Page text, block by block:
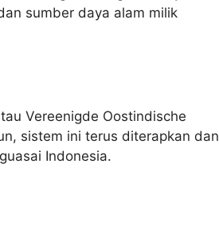
sumber daya alam milik
Vereenigde Oostindische
sistem ini terus diterapkan dan
Indonesia.